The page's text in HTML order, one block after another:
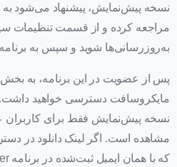
نسخه پیش‌نمایش، پیشنهاد می‌شود
مراجعه کرده و از قسمت تنظیمات
به‌روزرسانی‌ها شوید و سپس به
پس از عضویت در این برنامه، به بخش
مایکروسافت دسترسی خواهید داشت.
مشاهده است. اگر لینک دانلود در